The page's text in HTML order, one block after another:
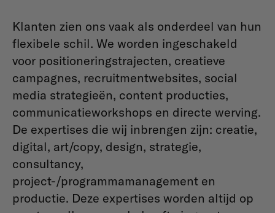
Klanten zien ons vaak als onderdeel van hun
flexibele schil. We worden ingeschakeld
voor positioneringstrajecten, creatieve
campagnes, recruitmentwebsites, social
media strategieën, content producties,
communicatieworkshops en directe werving.
De expertises die wij inbrengen zijn: creatie,
digital, art/copy, design, strategie,
consultancy,
project-/programmamanagement en
productie. Deze expertises worden altijd op